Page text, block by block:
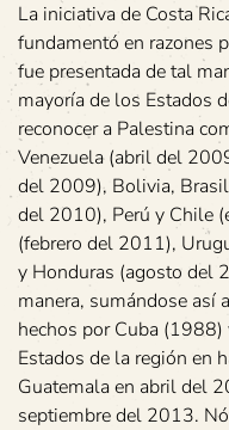
La iniciativa de Costa
fundamentó en razones
fue presentada de tal
mayoría de los Estados
reconocer a Palestina
Venezuela (abril del
del 2009), Bolivia,
del 2010), Perú y Chile
(febrero del 2011),
y Honduras (agosto del
manera, sumándose así
hechos por Cuba
Estados de la región en
Guatemala en abril del
septiembre del 2013.